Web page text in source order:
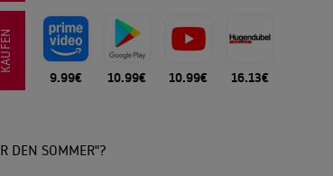
KAUFEN
9.99€ 10.99€ 10.99€ 16.13€
DEN SOMMER"?